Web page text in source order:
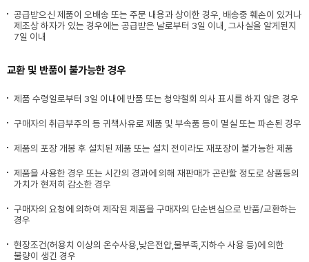
공급받으신 제품이 오배송 또는 주문 내용과 상이한 경우, 배송중 훼손이 있거나
제조상 하자가 있는 경우에는 공급받은 날로부터 3일 이내, 그사실을 알게된지
7일 이내
교환 및 반품이 불가능한 경우
제품 수령일로부터 3일 이내에 반품 또는 청약철회 의사 표시를 하지 않은 경우
구매자의 취급부주의 등 귀책사유로 제품 및 부속품 등이 멸실 또는 파손된 경우
제품의 포장 개봉 후 설치된 제품 또는 설치 전이라도 재포장이 불가능한 제품
제품을 사용한 경우 또는 시간의 경과에 의해 재판매가 곤란할 정도로 상품등의
가치가 현저히 감소한 경우
구매자의 요청에 의하여 제작된 제품을 구매자의 단순변심으로 반품/교환하는
경우
현장조건(허용치 이상의 온수사용,낮은전압,물부족,지하수 사용 등)에 의한
불량이 생긴 경우